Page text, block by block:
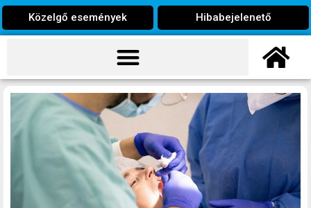
Közelgő események Hibabejelenető